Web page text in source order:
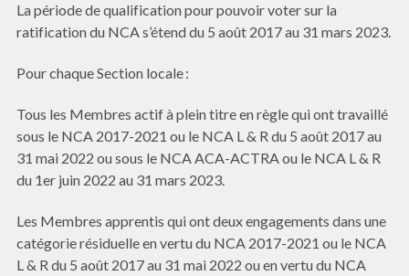
La période de qualification pour pouvoir voter sur la
ratification du NCA s’étend du 5 août 2017 au 31 mars 2023.
Pour chaque Section locale :
Tous les Membres actif à plein titre en règle qui ont travaillé
sous le NCA 2017-2021 ou le NCA L & R du 5 août 2017 au
31 mai 2022 ou sous le NCA ACA-ACTRA ou le NCA L & R
du 1er juin 2022 au 31 mars 2023.
Les Membres apprentis qui ont deux engagements dans une
catégorie résiduelle en vertu du NCA 2017-2021 ou le NCA
L & R du 5 août 2017 au 31 mai 2022 ou en vertu du NCA